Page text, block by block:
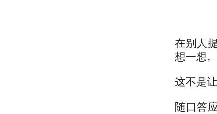
在别人
想一想。
这不是
随口答